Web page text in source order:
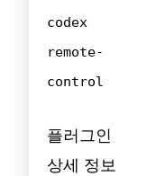
codex
remote-
control
플러그인
상세 정보